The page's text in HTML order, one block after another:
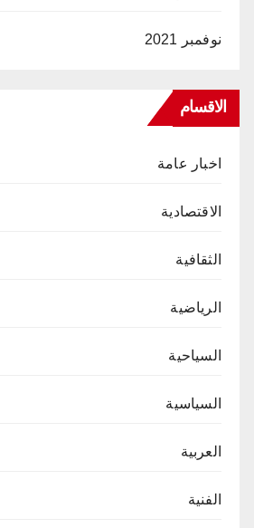
نوفمبر 2021
الاقسام
اخبار عامة
الاقتصادية
الثقافية
الرياضية
السياحية
السياسية
العربية
الفنية